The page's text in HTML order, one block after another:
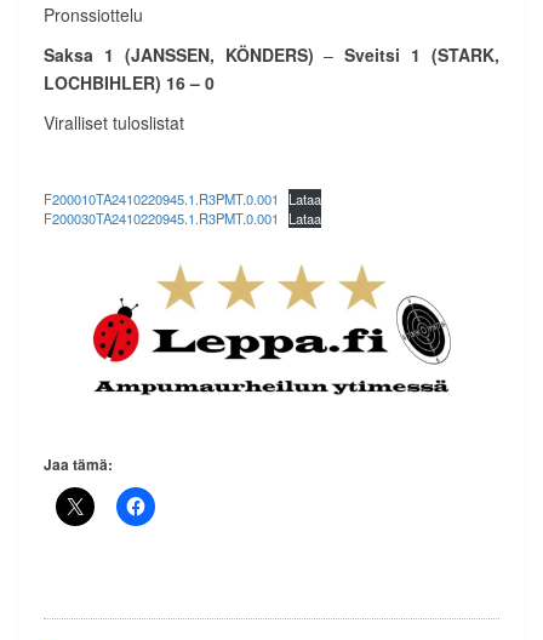
Pronssiottelu
Saksa 1 (JANSSEN, KÖNDERS)–Sveitsi 1 (STARK,
LOCHBIHLER) 16 – 0
Viralliset tuloslistat
F200010TA2410220945.1.R3PMT.0.001
Lataa
F200030TA2410220945.1.R3PMT.0.001
Lataa
Jaa tämä: